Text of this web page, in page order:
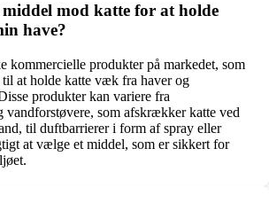
mod katte for at holde
have?
kommercielle produkter på markedet, som
til at holde katte væk fra haver og
produkter kan variere fra
vandforstøvere, som afskrækker katte ved
til duftbarrierer i form af spray eller
at vælge et middel, som er sikkert for